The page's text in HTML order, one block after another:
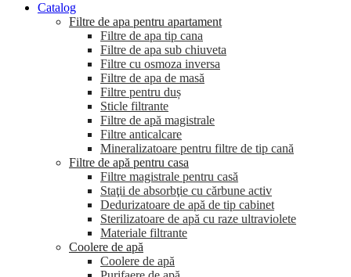
Catalog
Filtre de apa pentru apartament
Filtre de apa tip cana
Filtre de apa sub chiuveta
Filtre cu osmoza inversa
Filtre de apa de masă
Filtre pentru duș
Sticle filtrante
Filtre de apă magistrale
Filtre anticalcare
Mineralizatoare pentru filtre de tip cană
Filtre de apă pentru casa
Filtre magistrale pentru casă
Staţii de absorbţie cu cărbune activ
Dedurizatoare de apă de tip cabinet
Sterilizatoare de apă cu raze ultraviolete
Materiale filtrante
Coolere de apă
Сoolere de apă